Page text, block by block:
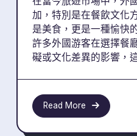
加，特別是在餐飲文化
是美食，更是一種愉快
許多外國游客在選擇餐
礙或文化差異的影響，
Read More